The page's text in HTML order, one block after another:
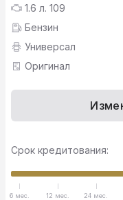
1.6 л. 109
Бензин
Универсал
Оригинал
Срок кредитования:
6 мес. 12 мес. 24 мес.